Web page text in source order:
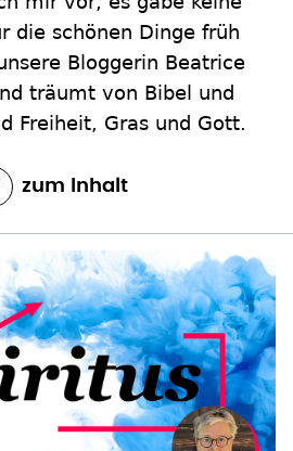
die schönen Dinge früh
Bloggerin Beatrice
träumt von Bibel und
Freiheit, Gras und Gott.
zum Inhalt